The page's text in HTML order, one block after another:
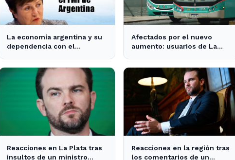
La economía argentina y su
dependencia con el
Afectados por el nuevo
aumento: usuarios de La
en el transporte público
Reacciones en La Plata tras
insultos de un ministro
Reacciones en la región tras
los comentarios de un